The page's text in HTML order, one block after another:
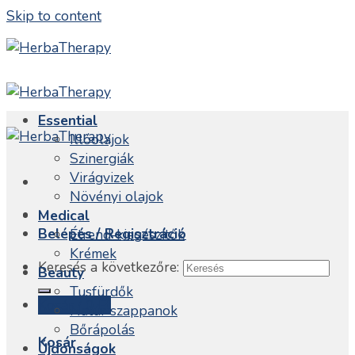
Skip to content
Belépés / Regisztráció
Keresés a következőre:
Kosár /
Kosár
Essential
Illóolajok
Szinergiák
Virágvizek
Növényi olajok
Medical
Étrend-kiegészítők
Krémek
Beauty
Tusfürdők
Natúr szappanok
Bőrápolás
Újdonságok